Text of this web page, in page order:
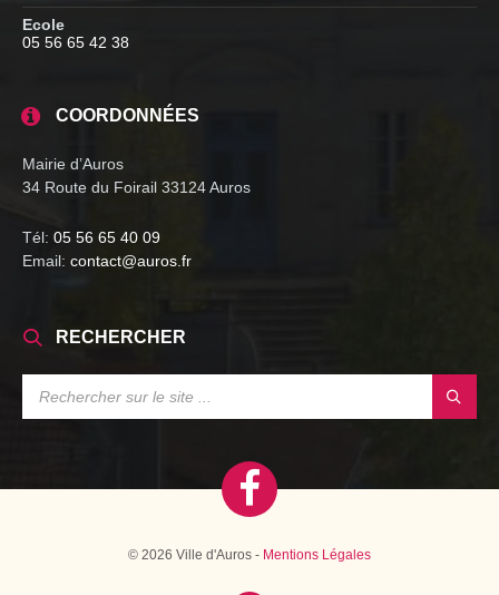
Ecole
05 56 65 42 38
COORDONNÉES
Mairie d’Auros
34 Route du Foirail 33124 Auros
Tél: 05 56 65 40 09
Email: contact@auros.fr
RECHERCHER
© 2026 Ville d'Auros - Mentions Légales